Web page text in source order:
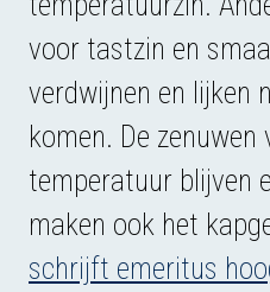
voor tastzin en
verdwijnen en lijken
komen. De zenuwen
temperatuur blijven
maken ook het
schrijft emeritus